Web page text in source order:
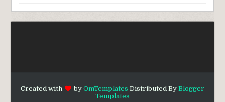
Created with by OmTemplates Distributed By Blogger
Templates